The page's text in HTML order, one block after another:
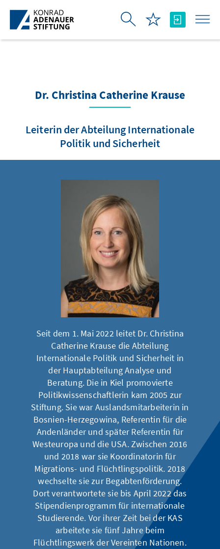
Skip to Main Content
Dr. Christina Catherine Krause
Leiterin der Abteilung Internationale
Politik und Sicherheit
Seit dem 1. Mai 2022 leitet Dr. Christina
Catherine Krause die Abteilung
Internationale Politik und Sicherheit in
der Hauptabteilung Analyse und
Beratung. Die in Kiel promovierte
Politikwissenschaftlerin kam 2005 zur
Stiftung. Sie war Auslandsmitarbeiterin in
Bosnien-Herzegowina, Referentin für die
Andenländer und später Referentin für
Westeuropa und die USA. Zwischen 2016
und 2018 war sie Koordinatorin für
Migrations- und Flüchtlingspolitik. 2018
wechselte sie zur Begabtenförderung.
Dort verantwortete sie bis April 2022 das
Stipendienprogramm für internationale
Studierende. Vor ihrer Zeit bei der KAS
arbeitete sie fünf Jahre beim
Flüchtlingswerk der Vereinten Nationen.